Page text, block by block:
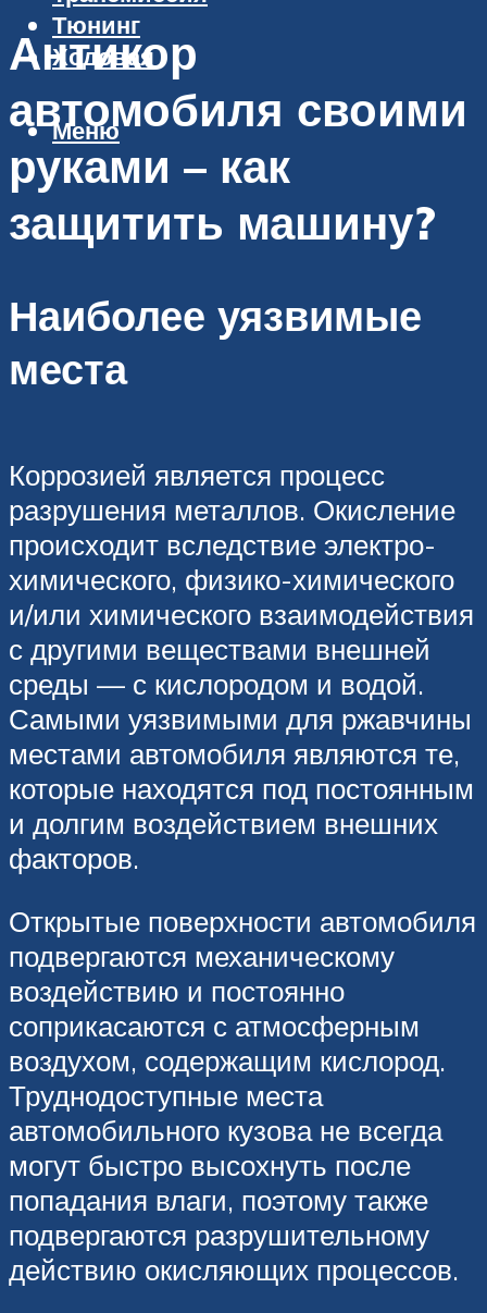
Тюнинг
Ходовая
Меню
Антикор
автомобиля своими
руками – как
защитить машину?
Наиболее уязвимые
места
Коррозией является процесс
разрушения металлов. Окисление
происходит вследствие электро-
химического, физико-химического
и/или химического взаимодействия
с другими веществами внешней
среды — с кислородом и водой.
Самыми уязвимыми для ржавчины
местами автомобиля являются те,
которые находятся под постоянным
и долгим воздействием внешних
факторов.
Открытые поверхности автомобиля
подвергаются механическому
воздействию и постоянно
соприкасаются с атмосферным
воздухом, содержащим кислород.
Труднодоступные места
автомобильного кузова не всегда
могут быстро высохнуть после
попадания влаги, поэтому также
подвергаются разрушительному
действию окисляющих процессов.